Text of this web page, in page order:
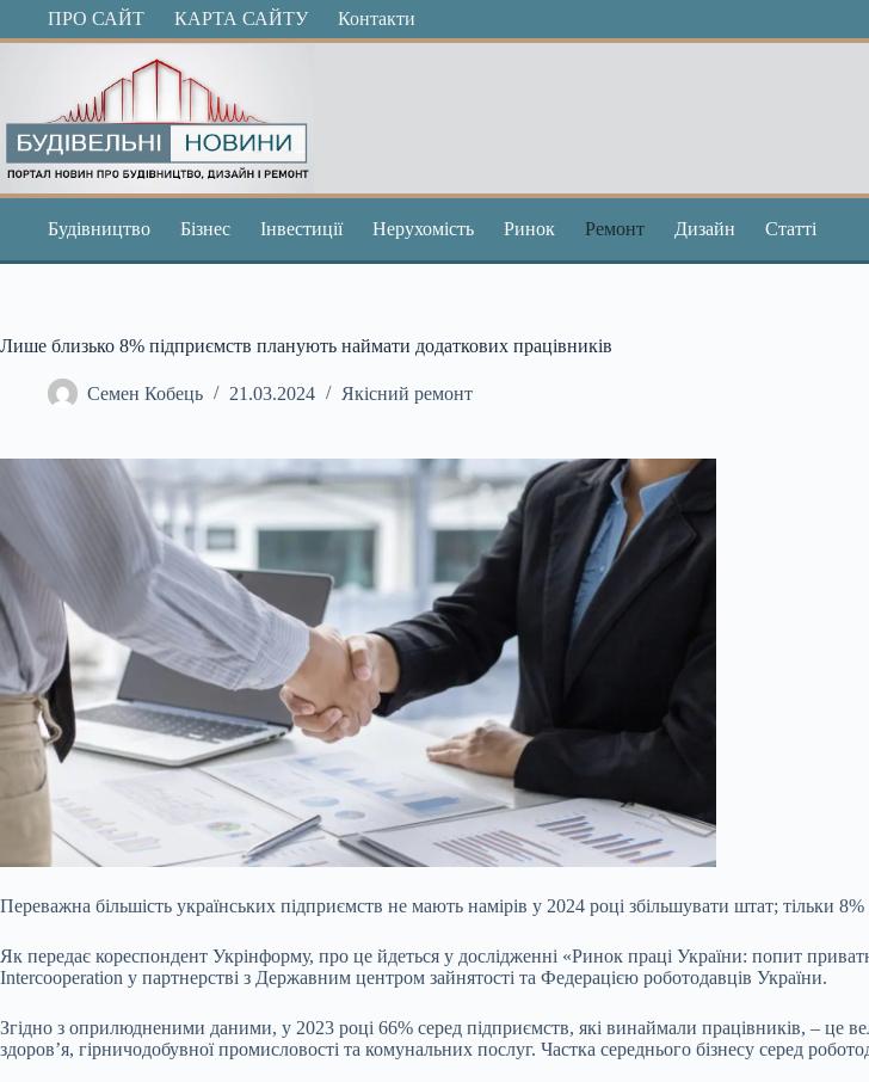
ПерейтиПРО САЙТ КАРТА САЙТУ Контакти
Будівництво Бізнес Інвестиції Нерухомість Ринок Ремонт Дизайн Статті
Лише близько 8% підприємств планують наймати додаткових працівників
Семен Кобець 21.03.2024 Якісний ремонт
Переважна більшість українських підприємств не мають намірів у 2024 році збільшувати штат; тільки
Як передає кореспондент Укрінформу, про це йдеться у дослідженні «Ринок праці України: попит
Intercooperation у партнерстві з Державним центром зайнятості та Федерацією роботодавців України.
Згідно з оприлюдненими даними, у 2023 році 66% серед підприємств, які винаймали працівників, – це
здоров’я, гірничодобувної промисловості та комунальних послуг. Частка середнього бізнесу серед